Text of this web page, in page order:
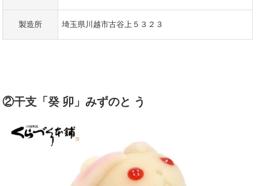
製造所 埼玉県川越市古谷上５３２３
②干支「癸 卯」みずのと う